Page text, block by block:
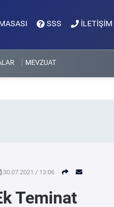
SSS İLETİŞİM
MEVZUAT
30.07.2021 / 13:06
Teminat